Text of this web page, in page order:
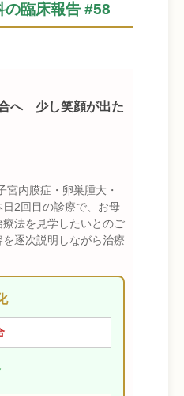
の臨床報告 #58
へ 少し笑顔が出た
宮内膜症・卵巣腫大・
2回目の診療で、お母
法を見学したいとのご
逐次説明しながら治療